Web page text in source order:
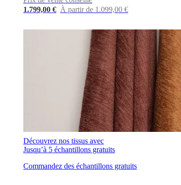
Salles
Aménagements
BoConcept
Service
meubles Instructions
d’assemblageGarantieJuridiqueService
Décoration
d'IntérieurCommandez
1.799,00 € À partir de 1.099,00 €
Découvrez nos tissus avec
Jusqu’à 5 échantillons gratuits
Commandez des échantillons gratuits